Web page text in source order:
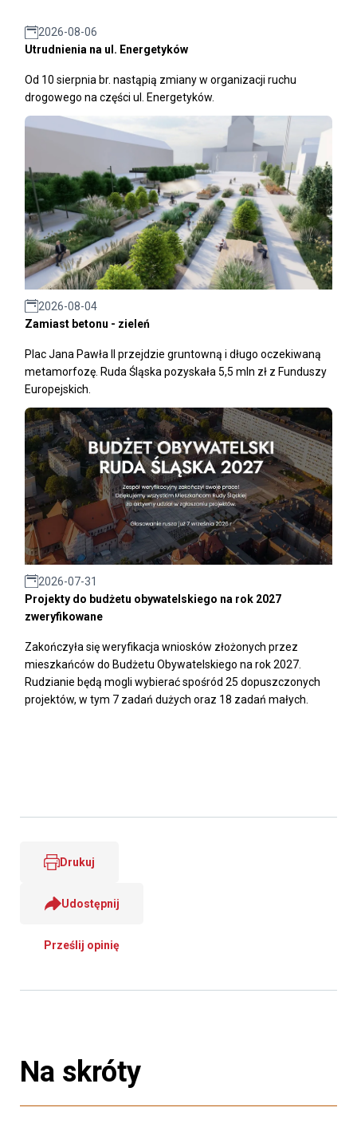
2026-08-06
Utrudnienia na ul. Energetyków
Od 10 sierpnia br. nastąpią zmiany w organizacji ruchu
drogowego na części ul. Energetyków.
2026-08-04
Zamiast betonu - zieleń
Plac Jana Pawła II przejdzie gruntowną i długo oczekiwaną
metamorfozę. Ruda Śląska pozyskała 5,5 mln zł z Funduszy
Europejskich.
2026-07-31
Projekty do budżetu obywatelskiego na rok 2027
zweryfikowane
Zakończyła się weryfikacja wniosków złożonych przez
mieszkańców do Budżetu Obywatelskiego na rok 2027.
Rudzianie będą mogli wybierać spośród 25 dopuszczonych
projektów, w tym 7 zadań dużych oraz 18 zadań małych.
Drukuj
Udostępnij
Prześlij opinię
Na skróty